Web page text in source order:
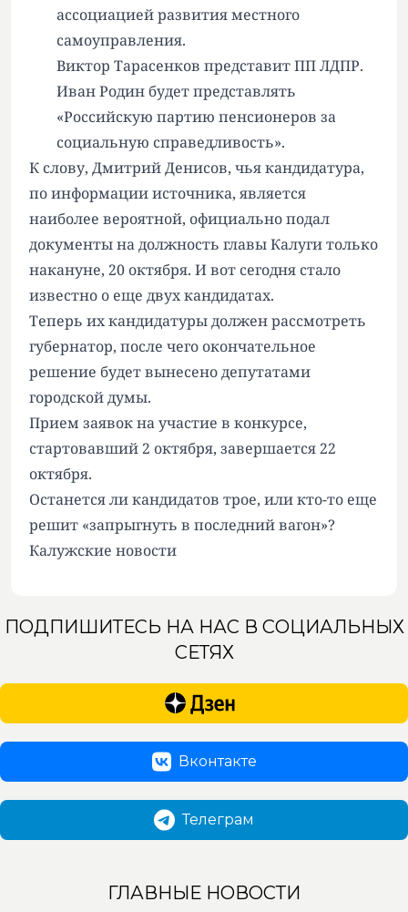
ассоциацией развития местного
самоуправления.
Виктор Тарасенков представит ПП ЛДПР.
Иван Родин будет представлять
«Российскую партию пенсионеров за
социальную справедливость».
К слову, Дмитрий Денисов, чья кандидатура,
по информации источника, является
наиболее вероятной, официально подал
документына должность главы Калуги только
накануне, 20 октября. И вот сегодня стало
известно о еще двух кандидатах.
Теперь их кандидатуры должен рассмотреть
губернатор, после чего окончательное
решение будет вынесено депутатами
городской думы.
Прием заявок на участие в конкурсе,
стартовавший 2 октября, завершается 22
октября.
Останется ли кандидатов трое, или кто-то еще
решит «запрыгнуть в последний вагон»?
Калужские новости
ПОДПИШИТЕСЬ НА НАС В СОЦИАЛЬНЫХ
СЕТЯХ
Вконтакте
Телеграм
ГЛАВНЫЕ НОВОСТИ